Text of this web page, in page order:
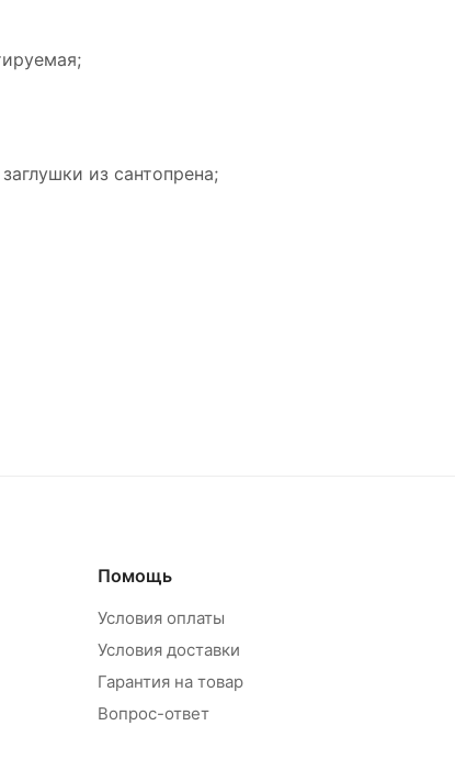
из сантопрена;
Помощь
Условия оплаты
Условия доставки
Гарантия на товар
Вопрос-ответ